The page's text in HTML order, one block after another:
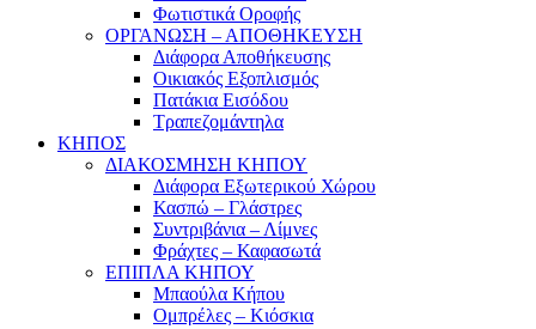
Φωτιστικά Οροφής
ΟΡΓΑΝΩΣΗ – ΑΠΟΘΗΚΕΥΣΗ
Διάφορα Αποθήκευσης
Οικιακός Εξοπλισμός
Πατάκια Εισόδου
Τραπεζομάντηλα
ΚΗΠΟΣ
ΔΙΑΚΟΣΜΗΣΗ ΚΗΠΟΥ
Διάφορα Εξωτερικού Χώρου
Κασπώ – Γλάστρες
Συντριβάνια – Λίμνες
Φράχτες – Καφασωτά
ΕΠΙΠΛΑ ΚΗΠΟΥ
Μπαούλα Κήπου
Ομπρέλες – Κιόσκια